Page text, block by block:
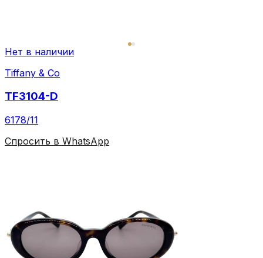
Нет в наличии
Tiffany & Co
TF3104-D
6178/11
Спросить в WhatsApp